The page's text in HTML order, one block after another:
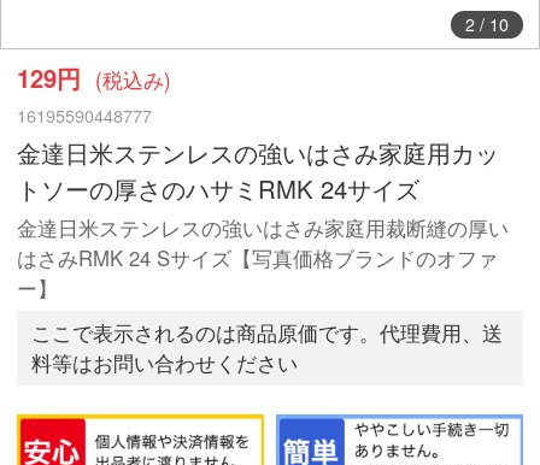
2/ 10
129円 (税込み)
16195590448777
金達日米ステンレスの強いはさみ家庭用カッ
トソーの厚さのハサミRMK 24サイズ
金達日米ステンレスの強いはさみ家庭用裁断縫の厚い
はさみRMK 24 Sサイズ【写真価格ブランドのオファ
ー】
ここで表示されるのは商品原価です。代理費用、送
料等はお問い合わせください